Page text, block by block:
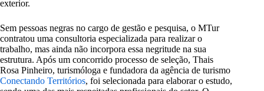
exterior.
Sem pessoas negras no cargo de gestão e pesquisa, o MTur
contratou uma consultoria especializada para realizar o
trabalho, mas ainda não incorpora essa negritude na sua
estrutura. Após um concorrido processo de seleção, Thais
Rosa Pinheiro, turismóloga e fundadora da agência de turismo
Conectando Territórios, foi selecionada para elaborar o estudo,